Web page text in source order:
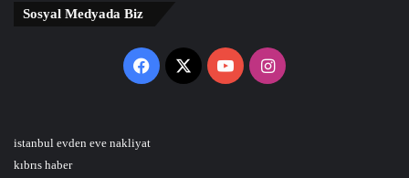
Sosyal Medyada Biz
Facebook
X YouTubeInstagram
istanbul evden eve nakliyat
kıbrıs haber